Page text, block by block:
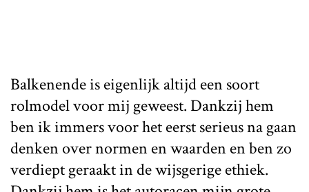
Balkenende is eigenlijk altijd een soort
rolmodel voor mij geweest. Dankzij hem
ben ik immers voor het eerst serieus na gaan
denken over normen en waarden en ben zo
verdiept geraakt in de wijsgerige ethiek.